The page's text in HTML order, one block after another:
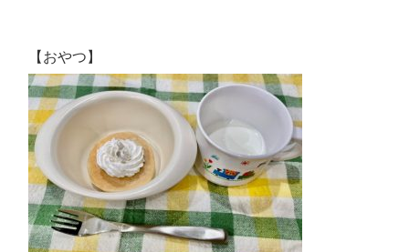
【おやつ】